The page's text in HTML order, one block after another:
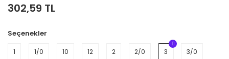
302,59 TL
Seçenekler
1 1/0 10 12 2 2/0 3 3/0